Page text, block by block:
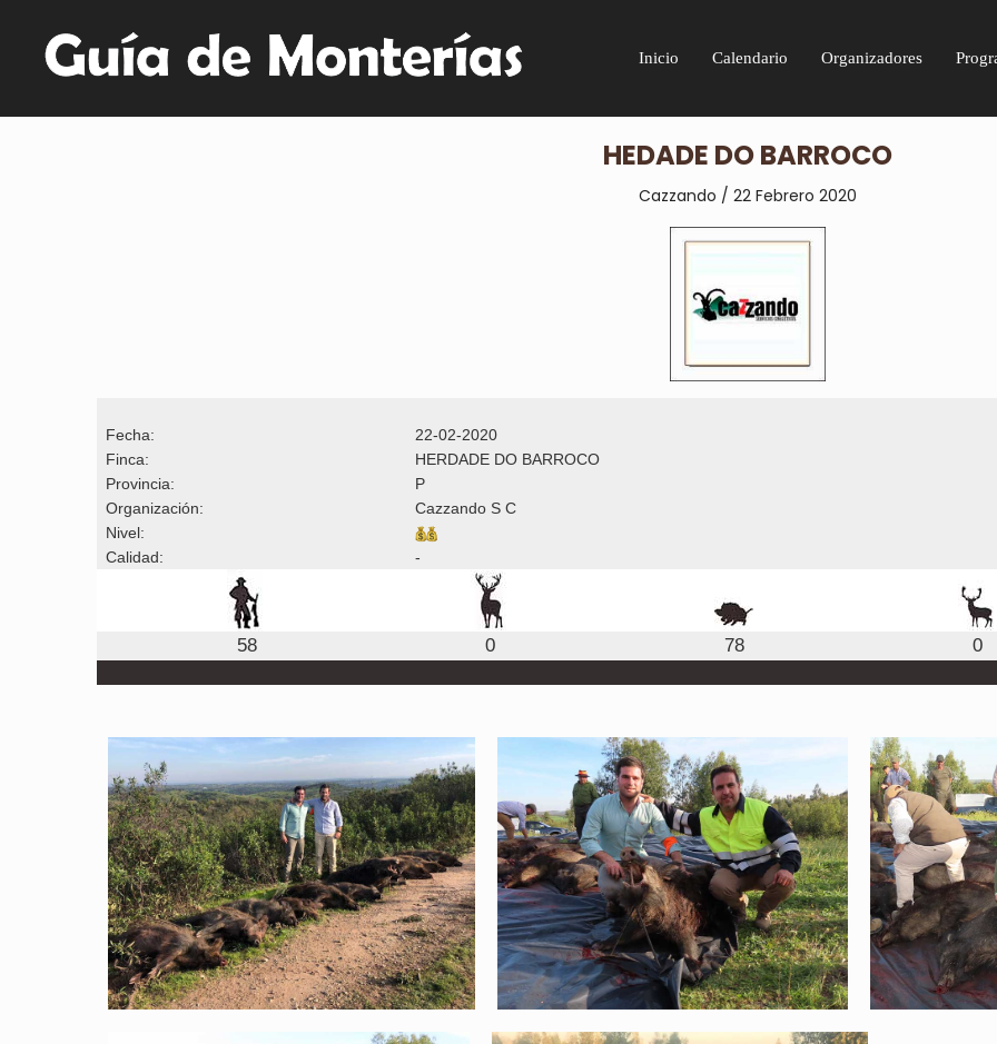
Inicio Calendario Organizadores
HEDADE DO BARROCO
Cazzando / 22 Febrero 2020
Fecha:
22-02-2020
Finca:
HERDADE DO BARROCO
Provincia:
P
Organización:
Cazzando S C
Nivel:
Calidad:
-
58 0 78 0